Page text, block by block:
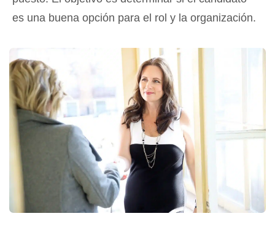
es una buena opción para el rol y la organización.